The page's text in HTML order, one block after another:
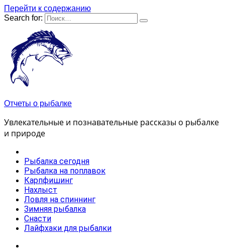
Перейти к содержанию
Search for:
Отчеты о рыбалке
Увлекательные и познавательные рассказы о рыбалке
и природе
Рыбалка сегодня
Рыбалка на поплавок
Карпфишинг
Нахлыст
Ловля на спиннинг
Зимняя рыбалка
Снасти
Лайфхаки для рыбалки